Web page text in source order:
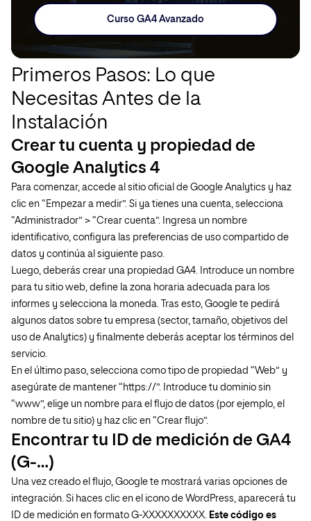
Curso GA4 Avanzado
Primeros Pasos: Lo que
Necesitas Antes de la
Instalación
Crear tu cuenta y propiedad de
Google Analytics 4
Para comenzar, accede al sitio oficial de Google Analytics y haz
clic en “Empezar a medir”. Si ya tienes una cuenta, selecciona
“Administrador” > “Crear cuenta”. Ingresa un nombre
identificativo, configura las preferencias de uso compartido de
datos y continúa al siguiente paso.
Luego, deberás crear una propiedad GA4. Introduce un nombre
para tu sitio web, define la zona horaria adecuada para los
informes y selecciona la moneda. Tras esto, Google te pedirá
algunos datos sobre tu empresa (sector, tamaño, objetivos del
uso de Analytics) y finalmente deberás aceptar los términos del
servicio.
En el último paso, selecciona como tipo de propiedad “Web” y
asegúrate de mantener “https://”. Introduce tu dominio sin
“www”, elige un nombre para el flujo de datos (por ejemplo, el
nombre de tu sitio) y haz clic en “Crear flujo”.
Encontrar tu ID de medición de GA4
(G-…)
Una vez creado el flujo, Google te mostrará varias opciones de
integración. Si haces clic en el icono de WordPress, aparecerá tu
ID de medición en formato G-XXXXXXXXXX. Este código es